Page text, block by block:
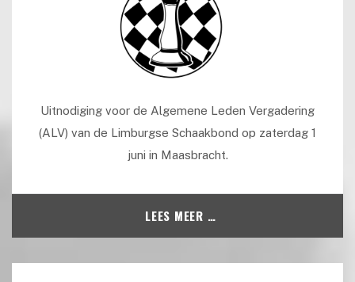
Uitnodiging voor de Algemene Leden Vergadering
(ALV) van de Limburgse Schaakbond op zaterdag 1
juni in Maasbracht.
LEES MEER …